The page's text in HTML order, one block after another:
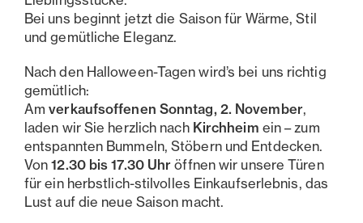
Bei uns beginnt jetzt die Saison für Wärme, Stil
und gemütliche Eleganz.
Nach den Halloween-Tagen wird’s bei uns richtig
gemütlich:
Amverkaufsoffenen Sonntag, 2. November,
laden wir Sie herzlich nach Kirchheim ein – zum
entspannten Bummeln, Stöbern und Entdecken.
Von12.30 bis 17.30 Uhr öffnen wir unsere Türen
für ein herbstlich-stilvolles Einkaufserlebnis, das
Lust auf die neue Saison macht.